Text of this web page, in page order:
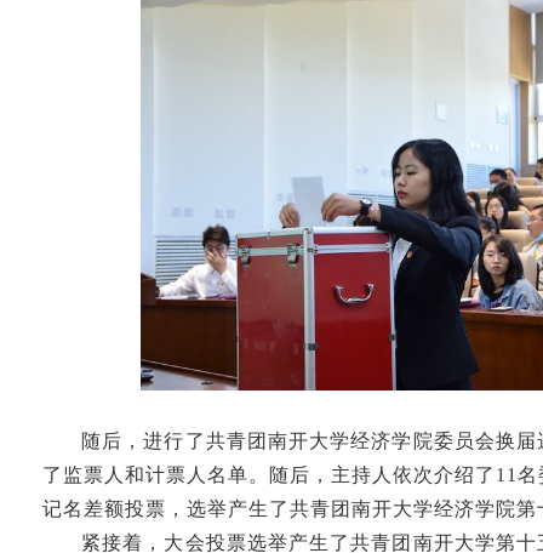
随后，进行了共青团南开大学经济学院委员会换
了监票人和计票人名单。随后，主持人依次介绍了11
记名差额投票，选举产生了共青团南开大学经济学院
紧接着，大会投票选举产生了共青团南开大学第